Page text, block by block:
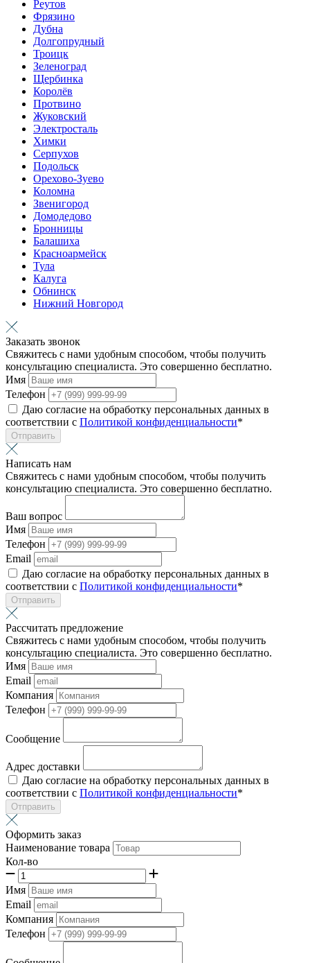
Реутов
Фрязино
Дубна
Долгопрудный
Троицк
Зеленоград
Щербинка
Королёв
Протвино
Жуковский
Электросталь
Химки
Серпухов
Подольск
Орехово-Зуево
Коломна
Звенигород
Домодедово
Бронницы
Балашиха
Красноармейск
Тула
Калуга
Обнинск
Нижний Новгород
Заказать звонок
Свяжитесь с нами удобным способом, чтобы получить
консультацию специалиста. Это совершенно бесплатно.
Имя
Телефон
Даю согласие на обработку персональных данных в
соответствии с Политикой конфиденциальности*
Отправить
Написать нам
Свяжитесь с нами удобным способом, чтобы получить
консультацию специалиста. Это совершенно бесплатно.
Ваш вопрос
Имя
Телефон
Email
Даю согласие на обработку персональных данных в
соответствии с Политикой конфиденциальности*
Отправить
Рассчитать предложение
Свяжитесь с нами удобным способом, чтобы получить
консультацию специалиста. Это совершенно бесплатно.
Имя
Email
Компания
Телефон
Сообщение
Адрес доставки
Даю согласие на обработку персональных данных в
соответствии с Политикой конфиденциальности*
Отправить
Оформить заказ
Наименование товара
Кол-во
Имя
Email
Компания
Телефон